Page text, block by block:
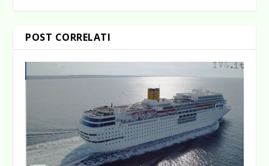
POST CORRELATI